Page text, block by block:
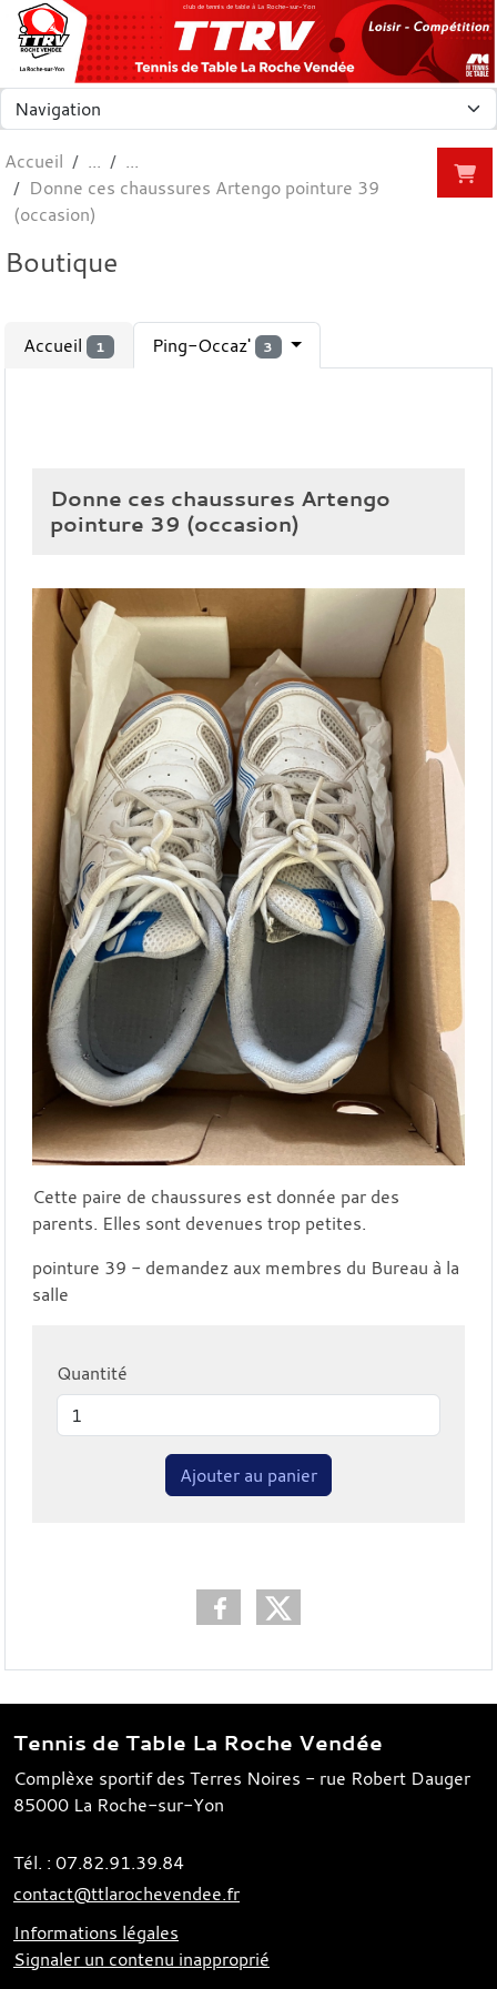
club de tennis de table à La Roche-sur-Yon
Accueil
Donne ces chaussures Artengo pointure 39
(occasion)
Boutique
Accueil 1 Ping-Occaz' 3
Donne ces chaussures Artengo
pointure 39 (occasion)
Cette paire de chaussures est donnée par des
parents. Elles sont devenues trop petites.
pointure 39 - demandez aux membres du Bureau à la
salle
Quantité
Ajouter au panier
Tennis de Table La Roche Vendée
Complèxe sportif des Terres Noires - rue Robert Dauger
85000 La Roche-sur-Yon
Tél. : 07.82.91.39.84
contact@ttlarochevendee.fr
Informations légales
Signaler un contenu inapproprié
Panneau de gestion des cookies